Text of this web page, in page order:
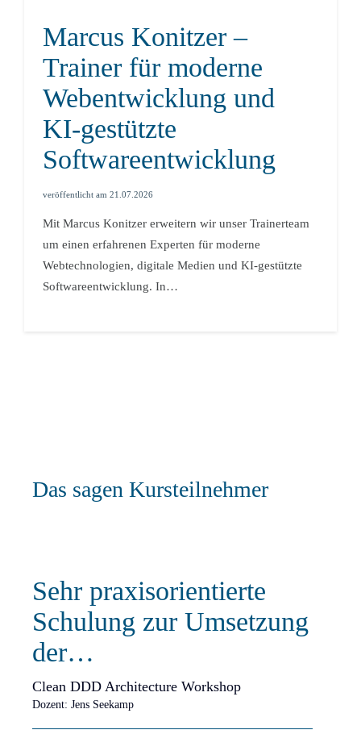
Marcus Konitzer –
Trainer für moderne
Webentwicklung und
KI-gestützte
Softwareentwicklung
veröffentlicht am21.07.2026
Mit Marcus Konitzer erweitern wir unser Trainerteam
um einen erfahrenen Experten für moderne
Webtechnologien, digitale Medien und KI-gestützte
Softwareentwicklung. In…
Das sagen Kursteilnehmer
Sehr praxisorientierte
Schulung zur Umsetzung
der…
Clean DDD Architecture Workshop
Dozent: Jens Seekamp